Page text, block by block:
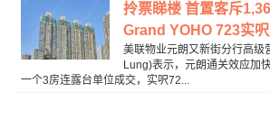
拎票睇楼 首置客斥
Grand YOHO 723实
美联物业元朗又新街分行高级
Lung)表示，元朗通关效应加
一个3房连露台单位成交，实呎72...